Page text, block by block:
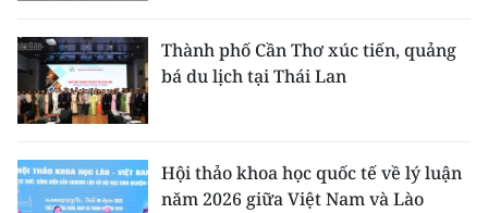
Thành phố Cần Thơ xúc tiến, quảng
bá du lịch tại Thái Lan
Hội thảo khoa học quốc tế về lý luận
năm 2026 giữa Việt Nam và Lào